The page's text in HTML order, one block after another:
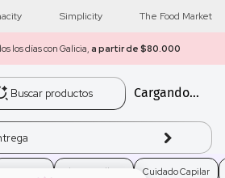
Simplicity The Food Market
los días con Galicia, a partir de $80.000
Cargando...
Electro Belleza Cuidado Capilar